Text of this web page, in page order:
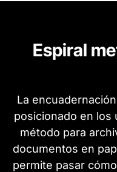
Espiral
La
posicionado en los
método para
documentos en
permite pasar